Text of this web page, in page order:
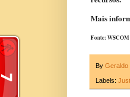
Mais
Fonte:
By Geraldo
Labels: